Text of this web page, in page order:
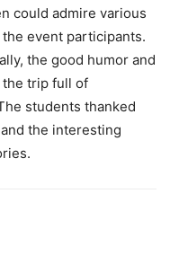
could admire various
event participants.
the good humor and
the trip full of
students thanked
the interesting